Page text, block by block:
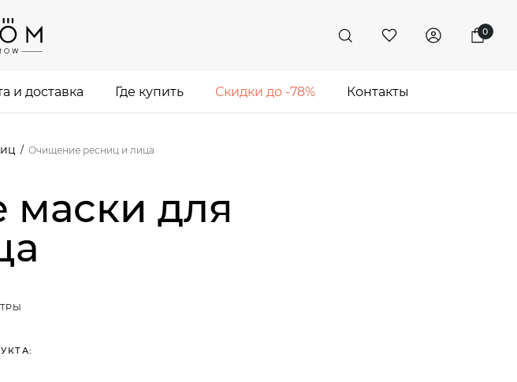
0
и доставка Где купить Скидки до -78% Контакты
/ Очищение ресниц и лица
для